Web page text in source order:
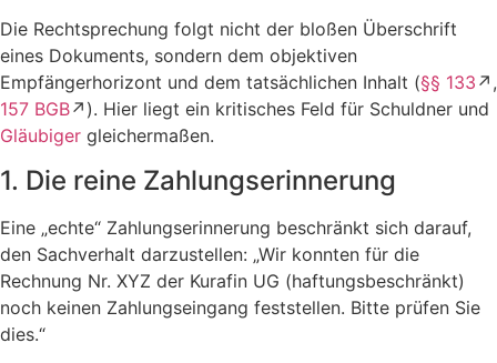
Die Rechtsprechung folgt nicht der bloßen Überschrift
eines Dokuments, sondern dem objektiven
Empfängerhorizont und dem tatsächlichen Inhalt (§§ 133 ↗,
157 BGB↗). Hier liegt ein kritisches Feld für Schuldner und
Gläubiger gleichermaßen.
1. Die reine Zahlungserinnerung
Eine „echte“ Zahlungserinnerung beschränkt sich darauf,
den Sachverhalt darzustellen: „Wir konnten für die
Rechnung Nr. XYZ der Kurafin UG (haftungsbeschränkt)
noch keinen Zahlungseingang feststellen. Bitte prüfen Sie
dies.“